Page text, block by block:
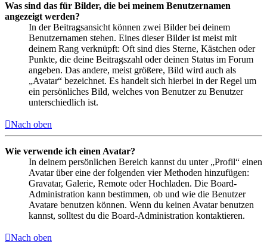
Was sind das für Bilder, die bei meinem Benutzernamen
angezeigt werden?
In der Beitragsansicht können zwei Bilder bei deinem
Benutzernamen stehen. Eines dieser Bilder ist meist mit
deinem Rang verknüpft: Oft sind dies Sterne, Kästchen oder
Punkte, die deine Beitragszahl oder deinen Status im Forum
angeben. Das andere, meist größere, Bild wird auch als
„Avatar“ bezeichnet. Es handelt sich hierbei in der Regel um
ein persönliches Bild, welches von Benutzer zu Benutzer
unterschiedlich ist.
Nach oben
Wie verwende ich einen Avatar?
In deinem persönlichen Bereich kannst du unter „Profil“ einen
Avatar über eine der folgenden vier Methoden hinzufügen:
Gravatar, Galerie, Remote oder Hochladen. Die Board-
Administration kann bestimmen, ob und wie die Benutzer
Avatare benutzen können. Wenn du keinen Avatar benutzen
kannst, solltest du die Board-Administration kontaktieren.
Nach oben